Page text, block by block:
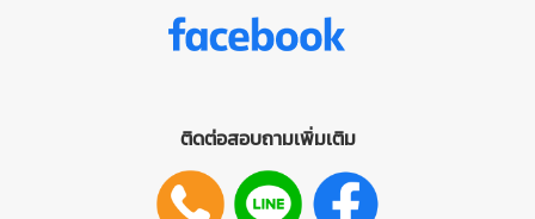
ติดต่อสอบถามเพิ่มเติม